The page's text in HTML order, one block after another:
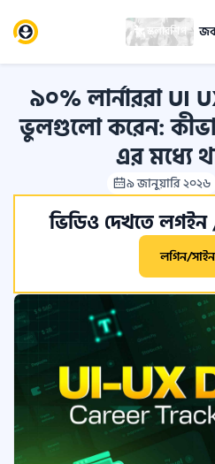
স্কলারশিপ জব
৯০% লার্নাররা UI
ভুলগুলো করেন:
এর মধ্যে
৯ জানুয়ারি ২০২৬
ভিডিও দেখতে লগইন
লগিন/